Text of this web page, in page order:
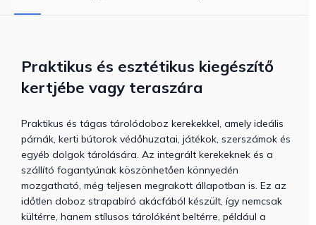
Praktikus és esztétikus kiegészítő
kertjébe vagy teraszára
Praktikus és tágas tárolódoboz kerekekkel, amely ideális
párnák, kerti bútorok védőhuzatai, játékok, szerszámok és
egyéb dolgok tárolására. Az integrált kerekeknek és a
szállító fogantyúnak köszönhetően könnyedén
mozgatható, még teljesen megrakott állapotban is. Ez az
időtlen doboz strapabíró akácfából készült, így nemcsak
kültérre, hanem stílusos tárolóként beltérre, például a